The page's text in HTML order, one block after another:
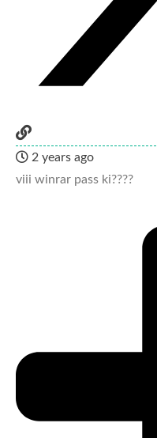
2 years ago
viii winrar pass ki????